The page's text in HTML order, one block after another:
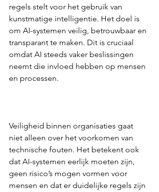
regels stelt voor het gebruik van
kunstmatige intelligentie. Het doel is
om AI-systemen veilig, betrouwbaar en
transparant te maken. Dit is cruciaal
omdat AI steeds vaker beslissingen
neemt die invloed hebben op mensen
en processen.
Veiligheid binnen organisaties gaat
niet alleen over het voorkomen van
technische fouten. Het betekent ook
dat AI-systemen eerlijk moeten zijn,
geen risico’s mogen vormen voor
mensen en dat er duidelijke regels zijn